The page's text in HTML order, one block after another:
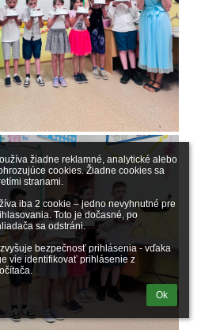
žiadne reklamné, analytické alebo
cookies. Žiadne cookies sa
stranami.
iba 2 cookie – jedno nevyhnutné pre
Toto je dočasné, po
sa odstráni.
bezpečnosť prihlásenia - vďaka
vie identifikovať prihlásenie z
Ok